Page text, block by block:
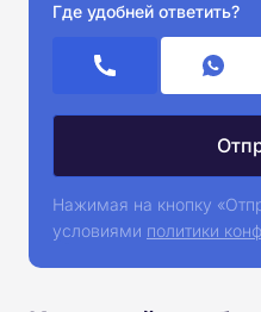
Где удобней ответить?
Нажимая на кнопку
условиями политики